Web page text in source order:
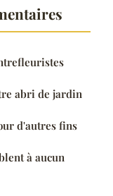
abri de jardin
d'autres fins
à aucun